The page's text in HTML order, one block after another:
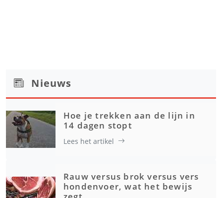
Nieuws
Hoe je trekken aan de lijn in
14 dagen stopt
Lees het artikel
Rauw versus brok versus vers
hondenvoer, wat het bewijs